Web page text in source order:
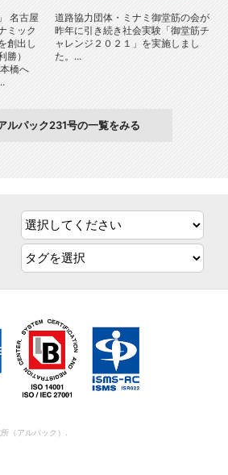
名古屋
ミック
創出し
）
橋へ
道路協力団体・ミナミ御堂筋の会が
昨年に引き続き社会実験「御堂筋チ
ャレンジ２０２１」を実施しまし
た。...
ルパック231号の一覧をみる
（アルパック）.